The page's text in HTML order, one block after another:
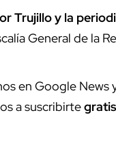
Trujillo y la
General de la
en Google News
a suscribirtegratis